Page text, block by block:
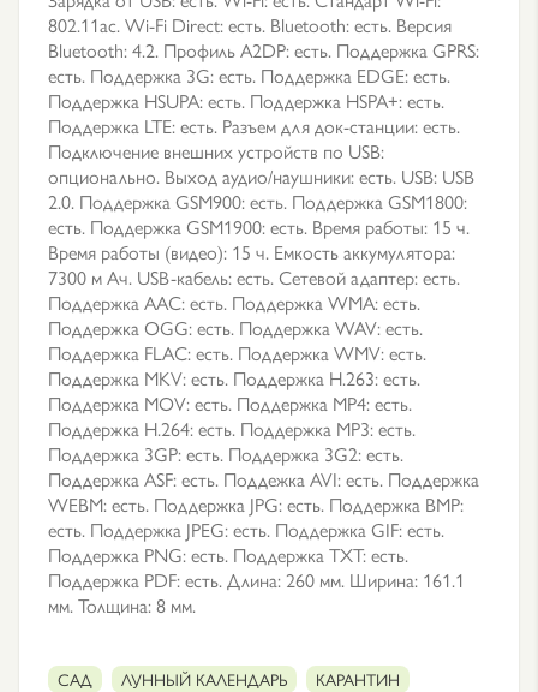
802.11ac. Wi-Fi Direct: есть. Bluetooth: есть. Версия
Bluetooth: 4.2. Профиль A2DP: есть. Поддержка GPRS:
есть. Поддержка 3G: есть. Поддержка EDGE: есть.
Поддержка HSUPA: есть. Поддержка HSPA+: есть.
Поддержка LTE: есть. Разъем для док-станции: есть.
Подключение внешних устройств по USB:
опционально. Выход аудио/наушники: есть. USB: USB
2.0. Поддержка GSM900: есть. Поддержка GSM1800:
есть. Поддержка GSM1900: есть. Время работы: 15 ч.
Время работы (видео): 15 ч. Емкость аккумулятора:
7300 м Ач. USB-кабель: есть. Сетевой адаптер: есть.
Поддержка AAC: есть. Поддержка WMA: есть.
Поддержка OGG: есть. Поддержка WAV: есть.
Поддержка FLAC: есть. Поддержка WMV: есть.
Поддержка MKV: есть. Поддержка H.263: есть.
Поддержка MOV: есть. Поддержка MP4: есть.
Поддержка H.264: есть. Поддержка MP3: есть.
Поддержка 3GP: есть. Поддержка 3G2: есть.
Поддержка ASF: есть. Поддежка AVI: есть. Поддержка
WEBM: есть. Поддержка JPG: есть. Поддержка BMP:
есть. Поддержка JPEG: есть. Поддержка GIF: есть.
Поддержка PNG: есть. Поддержка TXT: есть.
Поддержка PDF: есть. Длина: 260 мм. Ширина: 161.1
мм. Толщина: 8 мм.
САД ЛУННЫЙ КАЛЕНДАРЬ КАРАНТИН